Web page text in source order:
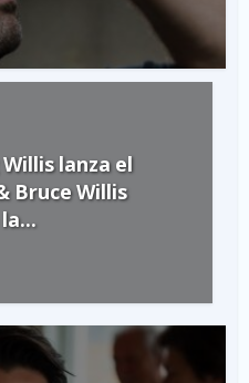
lanza el
Bruce Willis